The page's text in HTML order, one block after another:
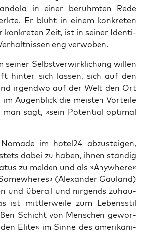
in einer berühm­ten Rede
Er blüht in einem kon­kre­ten
kon­kre­ten Zeit, ist in sei­ner Iden­ti­
eng verwoben.
sei­ner Selbst­ver­wirk­li­chung wil­len
hin­ter sich las­sen, sich auf den
irgend­wo auf der Welt den Ort
Augen­blick die meis­ten Vor­tei­le
man sagt, »sein Poten­ti­al opti­mal
im hotel24 abzu­stei­gen,
dabei zu haben, ihnen stän­dig
zu mel­den und als »Any­whe­re«
(Alex­an­der Gau­land)
und über­all und nir­gends zuhau­
ist mitt­ler­wei­le zum Lebens­stil
Schicht von Men­schen gewor­
Eli­te« im Sin­ne des ame­ri­ka­ni­